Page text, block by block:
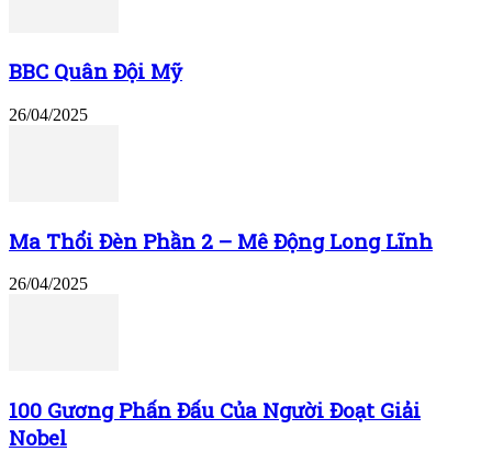
BBC Quân Đội Mỹ
26/04/2025
Ma Thổi Đèn Phần 2 – Mê Động Long Lĩnh
26/04/2025
100 Gương Phấn Đấu Của Người Đoạt Giải
Nobel